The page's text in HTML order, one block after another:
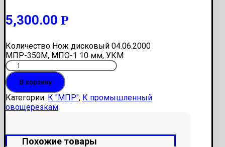
5,300.00 Р
Количество Нож дисковый 04.06.2000
МПР-350М, МПО-1 10 мм, УКМ
В корзину
Категории: К "МПР", К промышленный
овощерезкам
Похожие товары